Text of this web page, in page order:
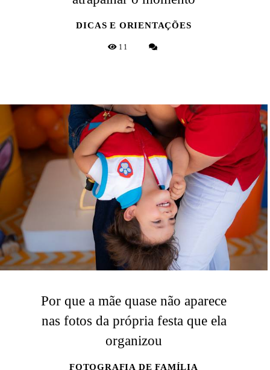
DICAS E ORIENTAÇÕES
11
Por que a mãe quase não aparece
nas fotos da própria festa que ela
organizou
FOTOGRAFIA DE FAMÍLIA